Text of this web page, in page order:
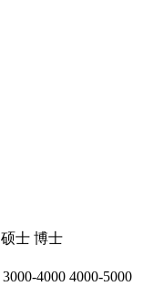
硕士 博士
3000-4000 4000-5000